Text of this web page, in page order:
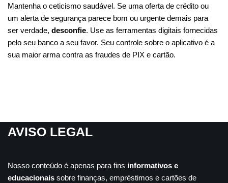
Mantenha o ceticismo saudável. Se uma oferta de crédito ou
um alerta de segurança parece bom ou urgente demais para
ser verdade, desconfie. Use as ferramentas digitais fornecidas
pelo seu banco a seu favor. Seu controle sobre o aplicativo é a
sua maior arma contra as fraudes de PIX e cartão.
AVISO LEGAL
Nosso conteúdo é apenas para fins informativos e
educacionais sobre finanças, empréstimos e cartões de